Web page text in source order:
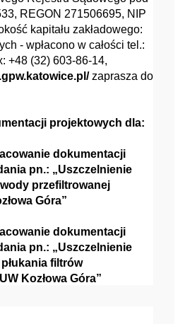
REGON 271506695, NIP
kapitału zakładowego:
- wpłacono w całości tel.:
+48 (32) 603-86-14,
zaprasza do
projektowych dla:
dokumentacji
pn.: „Uszczelnienie
przefiltrowanej
Góra”
dokumentacji
pn.: „Uszczelnienie
filtrów
Kozłowa Góra”